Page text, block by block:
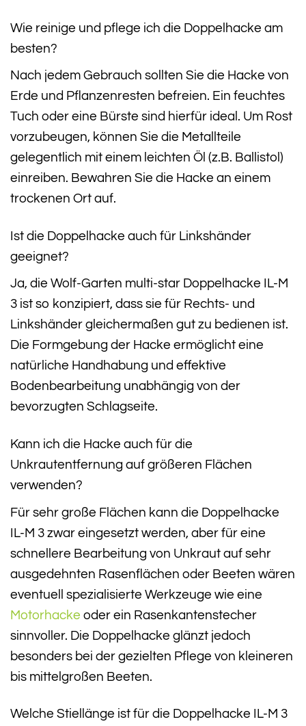
Wie reinige und pflege ich die Doppelhacke am
besten?
Nach jedem Gebrauch sollten Sie die Hacke von
Erde und Pflanzenresten befreien. Ein feuchtes
Tuch oder eine Bürste sind hierfür ideal. Um Rost
vorzubeugen, können Sie die Metallteile
gelegentlich mit einem leichten Öl (z.B. Ballistol)
einreiben. Bewahren Sie die Hacke an einem
trockenen Ort auf.
Ist die Doppelhacke auch für Linkshänder
geeignet?
Ja, die Wolf-Garten multi-star Doppelhacke IL-M
3 ist so konzipiert, dass sie für Rechts- und
Linkshänder gleichermaßen gut zu bedienen ist.
Die Formgebung der Hacke ermöglicht eine
natürliche Handhabung und effektive
Bodenbearbeitung unabhängig von der
bevorzugten Schlagseite.
Kann ich die Hacke auch für die
Unkrautentfernung auf größeren Flächen
verwenden?
Für sehr große Flächen kann die Doppelhacke
IL-M 3 zwar eingesetzt werden, aber für eine
schnellere Bearbeitung von Unkraut auf sehr
ausgedehnten Rasenflächen oder Beeten wären
eventuell spezialisierte Werkzeuge wie eine
Motorhacke oder ein Rasenkantenstecher
sinnvoller. Die Doppelhacke glänzt jedoch
besonders bei der gezielten Pflege von kleineren
bis mittelgroßen Beeten.
Welche Stiellänge ist für die Doppelhacke IL-M 3